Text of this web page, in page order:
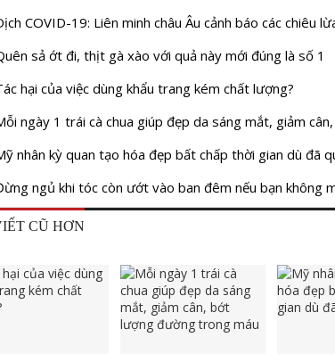
COVID-19: Liên minh châu Âu cảnh báo các chiêu
sả ớt đi, thịt gà xào với quả này mới đúng là số 1
hại của việc dùng khẩu trang kém chất lượng?
ngày 1 trái cà chua giúp đẹp da sáng mắt, giảm
nhân kỳ quan tạo hóa đẹp bất chấp thời gian dù đã
ngủ khi tóc còn ướt vào ban đêm nếu bạn không
CŨ HƠN